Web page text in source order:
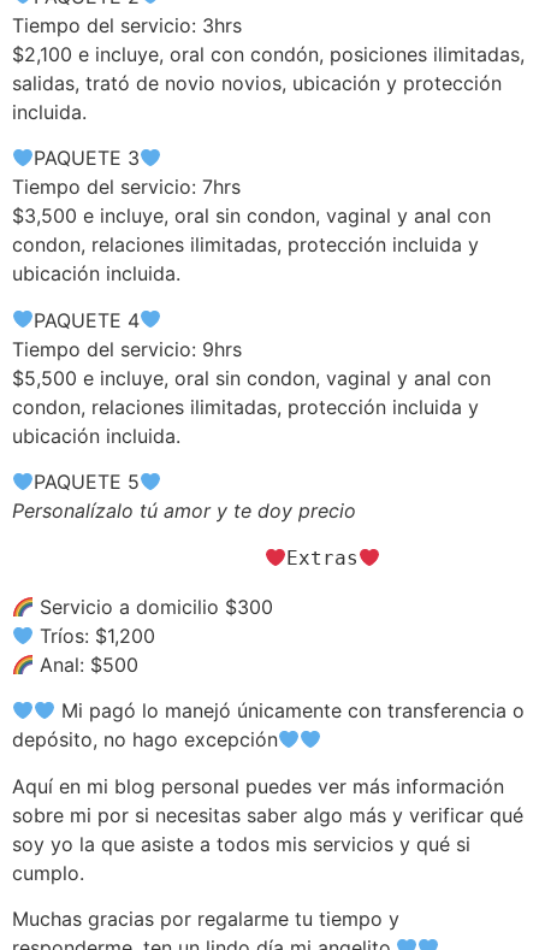
Tiempo del servicio: 3hrs
$2,100 e incluye, oral con condón, posiciones ilimitadas,
salidas, trató de novio novios, ubicación y protección
incluida.
PAQUETE 3
Tiempo del servicio: 7hrs
$3,500 e incluye, oral sin condon, vaginal y anal con
condon, relaciones ilimitadas, protección incluida y
ubicación incluida.
PAQUETE 4
Tiempo del servicio: 9hrs
$5,500 e incluye, oral sin condon, vaginal y anal con
condon, relaciones ilimitadas, protección incluida y
ubicación incluida.
PAQUETE 5
Personalízalo tú amor y te doy precio
Extras
Servicio a domicilio $300
Tríos: $1,200
Anal: $500
Mi pagó lo manejó únicamente con transferencia o
depósito, no hago excepción
Aquí en mi blog personal puedes ver más información
sobre mi por si necesitas saber algo más y verificar qué
soy yo la que asiste a todos mis servicios y qué si
cumplo.
Muchas gracias por regalarme tu tiempo y